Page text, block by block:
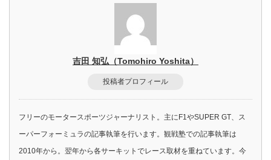
吉田 知弘（Tomohiro Yoshita）
投稿者プロフィール
フリーのモータースポーツジャーナリスト。主にF1やSUPER GT、ス
ーパーフォーミュラの記事執筆を行います。観戦塾での記事執筆は
2010年から。翌年から各サーキットでレース取材を重ねています。今